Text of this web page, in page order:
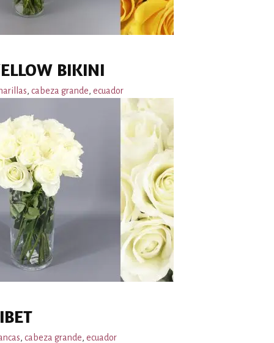
BIKINI
, cabeza grande, ecuador
, cabeza grande, ecuador